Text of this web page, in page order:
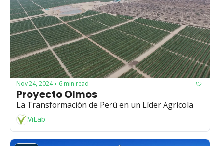
Nov 24, 2024 • 6 min read
Proyecto Olmos
La Transformación de Perú en un Líder Agrícola
ViLab